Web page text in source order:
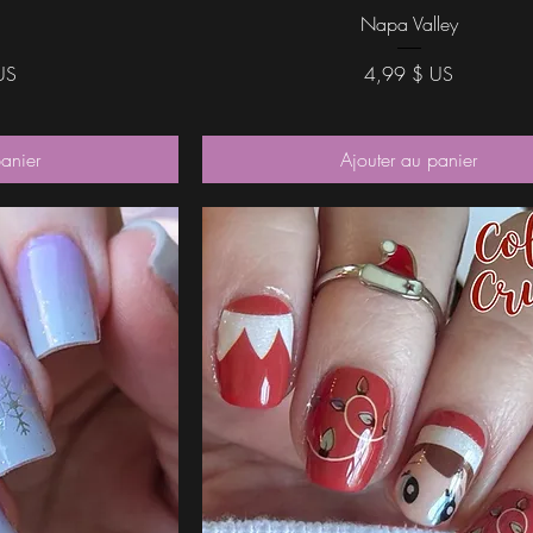
Aperçu rapide
Napa Valley
Prix
4,99 $ US
Ajouter au panier